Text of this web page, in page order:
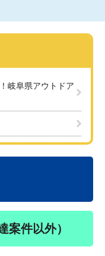
岐阜県アウトドア
案件以外）